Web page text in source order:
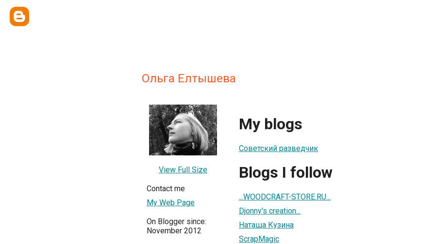
Ольга Елтышева
View Full Size
Contact me
My Web Page
On Blogger since:
November 2012
My blogs
Советский разведчик
Blogs I follow
...WOODCRAFT-STORE.RU...
Djonny's creation...
Наташа Кузина
ScrapMagic